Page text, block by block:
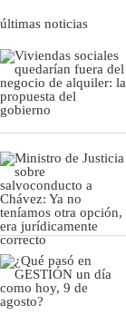
últimas noticias